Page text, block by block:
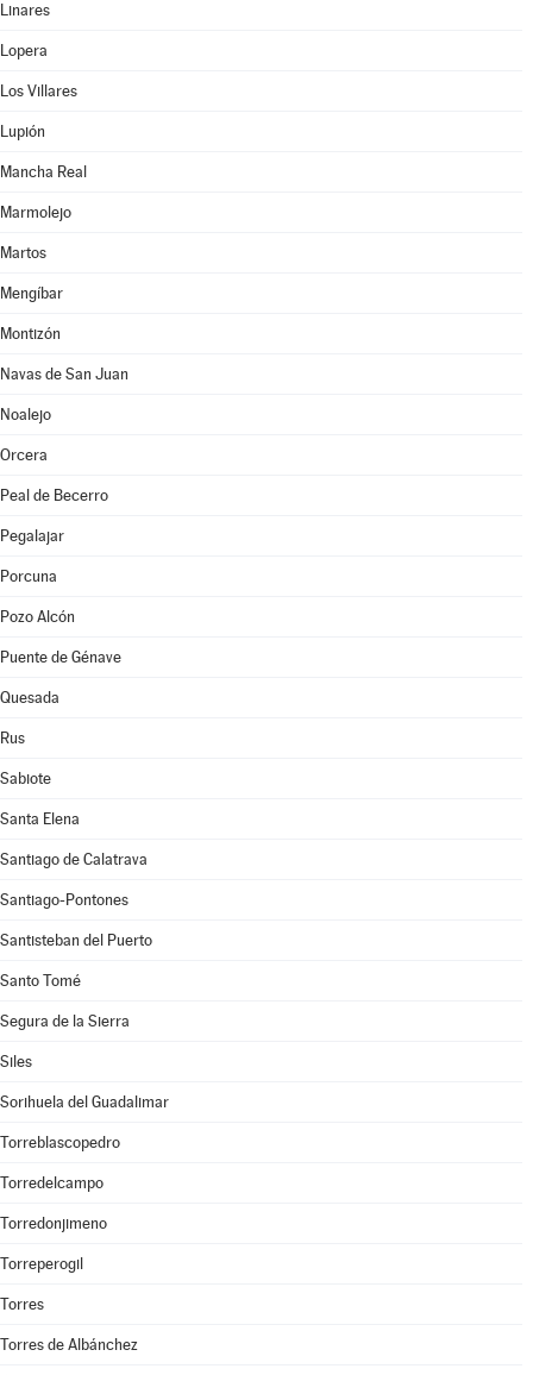
Linares
Lopera
Los Villares
Lupión
Mancha Real
Marmolejo
Martos
Mengíbar
Montizón
Navas de San Juan
Noalejo
Orcera
Peal de Becerro
Pegalajar
Porcuna
Pozo Alcón
Puente de Génave
Quesada
Rus
Sabiote
Santa Elena
Santiago de Calatrava
Santiago-Pontones
Santisteban del Puerto
Santo Tomé
Segura de la Sierra
Siles
Sorihuela del Guadalimar
Torreblascopedro
Torredelcampo
Torredonjimeno
Torreperogil
Torres
Torres de Albánchez